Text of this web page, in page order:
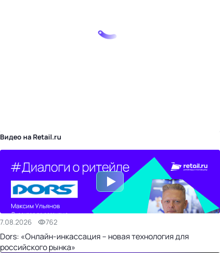
Видео на Retail.ru
7.08.2026 762
Dors: «Онлайн-инкассация – новая технология для
российского рынка»